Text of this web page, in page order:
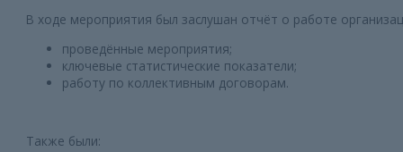
В ходе мероприятия был заслушан отчёт о работе
проведённые мероприятия;
ключевые статистические показатели;
работу по коллективным договорам.
Также были: